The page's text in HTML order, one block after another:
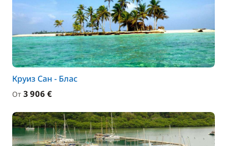
Круиз Сан - Блас
От 3 906 €